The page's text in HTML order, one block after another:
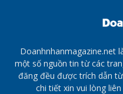
Doanhnhanmagazine.net
một số nguồn tin từ các
đăng đều được trích dẫn
chi tiết xin vui lòng